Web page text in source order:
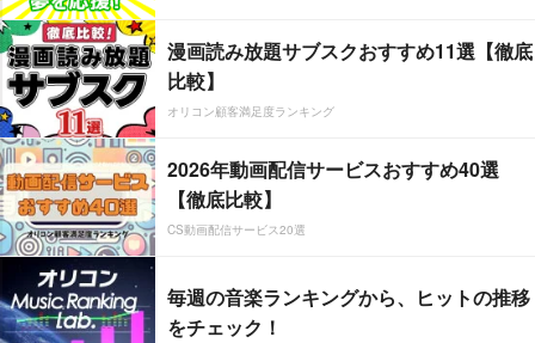
漫画読み放題サブスクおすすめ11選【徹底
比較】
オリコン顧客満足度ランキング
2026年動画配信サービスおすすめ40選
【徹底比較】
CS動画配信サービス20選
毎週の音楽ランキングから、ヒットの推移
をチェック！